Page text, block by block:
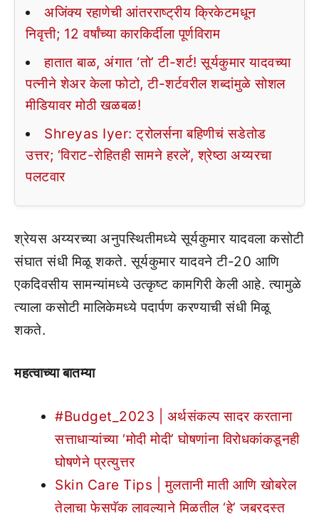
अजिंक्य रहाणेची आंतरराष्ट्रीय क्रिकेटमधून
निवृत्ती; 12 वर्षांच्या कारकिर्दीला पूर्णविराम
हातात बाळ, अंगात ‘तो’ टी-शर्ट! सूर्यकुमार यादवच्या
पत्नीने शेअर केला फोटो, टी-शर्टवरील शब्दांमुळे सोशल
मीडियावर मोठी खळबळ!
Shreyas Iyer: ट्रोलर्सना बहिणीचं सडेतोड
उत्तर; ‘विराट-रोहितही सामने हरले’, श्रेष्ठा अय्यरचा
पलटवार
श्रेयस अय्यरच्या अनुपस्थितीमध्ये सूर्यकुमार यादवला कसोटी
संघात संधी मिळू शकते. सूर्यकुमार यादवने टी-20 आणि
एकदिवसीय सामन्यांमध्ये उत्कृष्ट कामगिरी केली आहे. त्यामुळे
त्याला कसोटी मालिकेमध्ये पदार्पण करण्याची संधी मिळू
शकते.
महत्वाच्या बातम्या
#Budget_2023 | अर्थसंकल्प सादर करताना
सत्ताधाऱ्यांच्या ‘मोदी मोदी’ घोषणांना विरोधकांकडूनही
घोषणेने प्रत्युत्तर
Skin Care Tips | मुलतानी माती आणि खोबरेल
तेलाचा फेसपॅक लावल्याने मिळतील ‘हे’ जबरदस्त